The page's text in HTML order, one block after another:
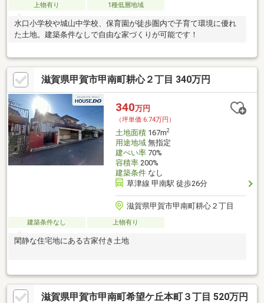
上物有り
1種低層地域
水口小学校や城山中学校、保育園が徒歩圏内で子育て環境に優れ
た土地。建築条件なしで自由な家づくりが可能です！
滋賀県甲賀市甲南町耕心２丁目 340万円
340万円
（坪単価:6.74万円）
土地面積167m2
用途地域無指定
建ぺい率70%
容積率200%
建築条件なし
草津線 甲南駅 徒歩26分
滋賀県甲賀市甲南町耕心２丁目
建築条件なし 上物有り
閑静な住宅地にある古家付き土地
滋賀県甲賀市甲南町希望ケ丘本町３丁目 520万円